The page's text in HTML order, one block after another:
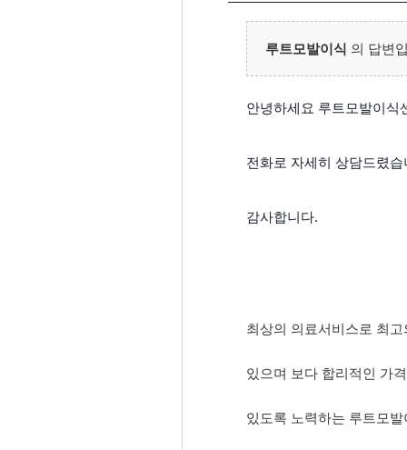
루트모발이식 의 답변
안녕하세요 루트모발이식
전화로 자세히 상담드렸습
감사합니다.
최상의 의료서비스로 최
있으며 보다 합리적인 가
있도록 노력하는 루트모